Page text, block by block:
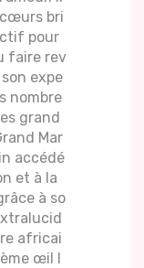
bri
pour
faire rev
expe
nombre
grand
Mar
accédé
et à la
à so
africai
œil l